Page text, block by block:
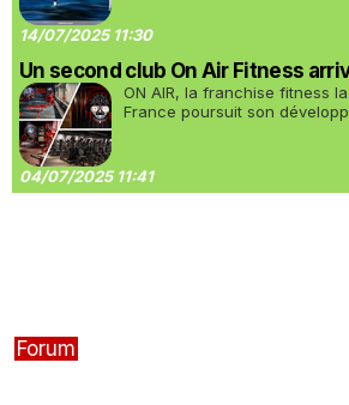
14/07/2025 11:30
Un second club On Air Fitness
ON AIR, la franchise fitness
France poursuit son
04/07/2025 11:41
Forum